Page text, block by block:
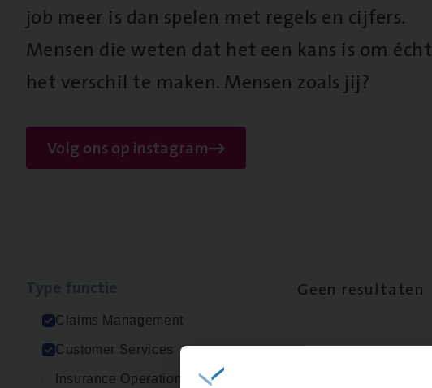
job meer is dan spelen met regels en cijfers.
Mensen die weten dat het een kans is om écht
het verschil te maken. Mensen zoals jij?
Volg ons op instagram
Claims Management
Customer Services
Insurance Operations
Geen resultaten